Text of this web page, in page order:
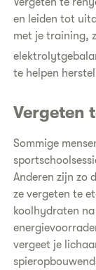
en leiden tot
met je training,
te helpen
Vergeten
Sommige
Anderen zijn zo
ze vergeten te
koolhydraten
vergeet je